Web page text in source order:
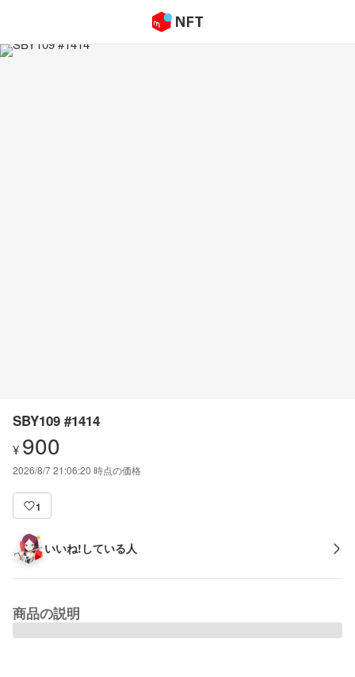
SBY109 #1414
¥ 900
2026/8/7 21:06:20 時点の価格
1
いいね!している人
商品の説明